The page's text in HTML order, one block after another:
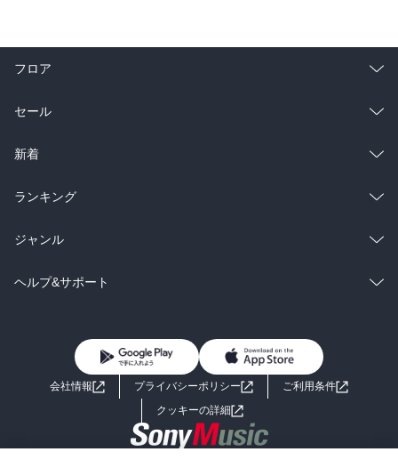
フロア
総合
ラノベ
雑誌・グラビア
BL・TL
セール
総合
ラノベ
雑誌・グラビア
BL・TL
新着
総合
ラノベ
雑誌・グラビア
ランキング
総合
ラノベ
ジャンル
コミック
ライトノベル 男子向けラノベ
小説
海外小説
ヘルプ&サポート
よくあるご質問 お問い合わせ
会社情報 プライバシーポリシー
ご利用条件
クッキーの詳細